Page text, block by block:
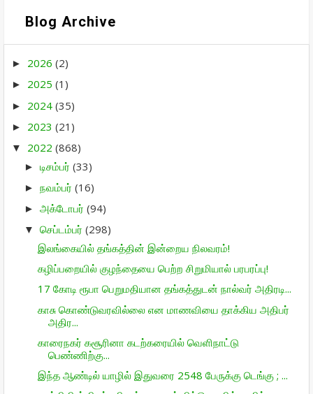
Blog Archive
► 2026 (2)
► 2025 (1)
► 2024 (35)
► 2023 (21)
▼ 2022 (868)
► டிசம்பர் (33)
► நவம்பர் (16)
► அக்டோபர் (94)
▼ செப்டம்பர் (298)
இலங்கையில் தங்கத்தின் இன்றைய நிலவரம்!
கழிப்பறையில் குழந்தையை பெற்ற சிறுமியால் பரபரப்பு!
17 கோடி ரூபா பெறுமதியான தங்கத்துடன் நால்வர் அதிரடி...
காசு கொண்டுவரவில்லை என மாணவியை தாக்கிய அதிபர்
அதிர...
காரைநகர் கசூரினா கடற்கரையில் வெளிநாட்டு
பெண்ணிற்கு...
இந்த ஆண்டில் யாழில் இதுவரை 2548 பேருக்கு டெங்கு ; ...